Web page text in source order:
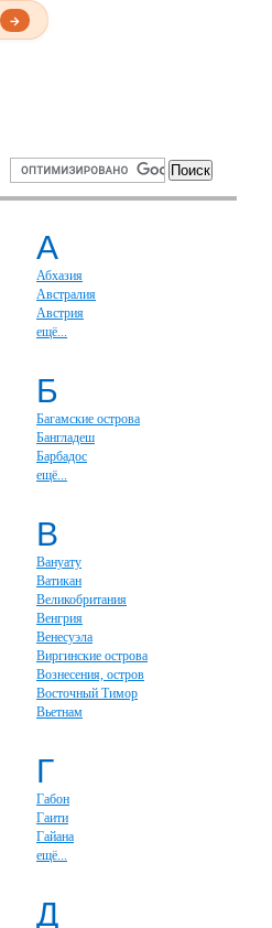
→
А
Абхазия
Австралия
Австрия
ещё...
Б
Багамские острова
Бангладеш
Барбадос
ещё...
В
Вануату
Ватикан
Великобритания
Венгрия
Венесуэла
Виргинские острова
Вознесения, остров
Восточный Тимор
Вьетнам
Г
Габон
Гаити
Гайана
ещё...
Д